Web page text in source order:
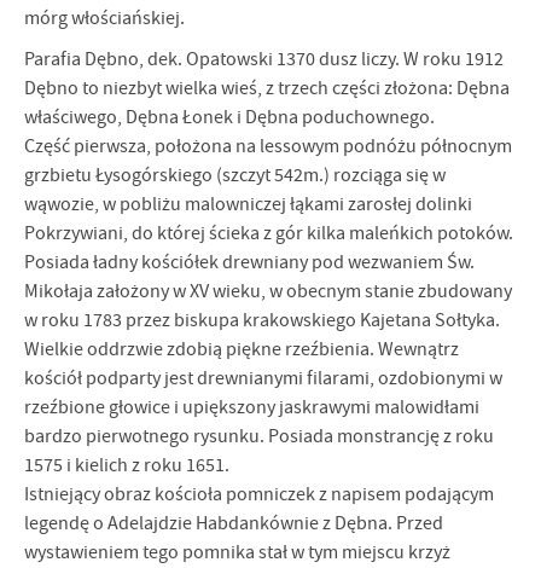
mórg włościańskiej.
Parafia Dębno, dek. Opatowski 1370 dusz liczy. W roku 1912
Dębno to niezbyt wielka wieś, z trzech części złożona: Dębna
właściwego, Dębna Łonek i Dębna poduchownego.
Część pierwsza, położona na lessowym podnóżu północnym
grzbietu Łysogórskiego (szczyt 542m.) rozciąga się w
wąwozie, w pobliżu malowniczej łąkami zarosłej dolinki
Pokrzywiani, do której ścieka z gór kilka maleńkich potoków.
Posiada ładny kościółek drewniany pod wezwaniem Św.
Mikołaja założony w XV wieku, w obecnym stanie zbudowany
w roku 1783 przez biskupa krakowskiego Kajetana Sołtyka.
Wielkie oddrzwie zdobią piękne rzeźbienia. Wewnątrz
kościół podparty jest drewnianymi filarami, ozdobionymi w
rzeźbione głowice i upiększony jaskrawymi malowidłami
bardzo pierwotnego rysunku. Posiada monstrancję z roku
1575 i kielich z roku 1651.
Istniejący obraz kościoła pomniczek z napisem podającym
legendę o Adelajdzie Habdankównie z Dębna. Przed
wystawieniem tego pomnika stał w tym miejscu krzyż